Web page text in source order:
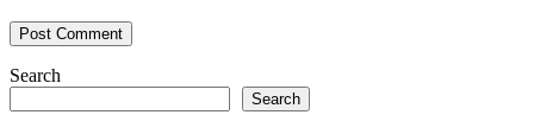
Search
Search